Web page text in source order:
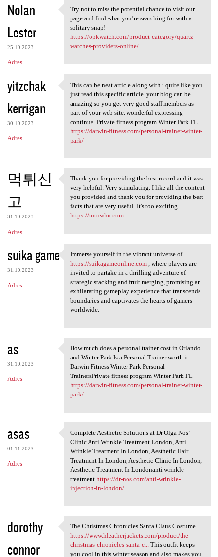
Nolan
Lester
25.10.2023
Adres
Try not to miss the potential
Try not to miss the potential chance to visit our
page and find what you’re searching for with a
solitary snap!
https://opkwatch.com/product-category/quartz-
watches-providers-online/
yitzchak
kerrigan
30.10.2023
Adres
This can be neat article
This can be neat article along with i quite like you
just read this specific article. your blog can be
amazing so you get very good staff members as
part of your web site. wonderful expressing
continue. Private fitness program Winter Park FL
https://darwin-fitness.com/personal-trainer-winter-
park/
먹튀신
고
31.10.2023
Adres
Thank you for providing the
Thank you for providing the best record and it was
very helpful. Very stimulating. I like all the content
you provided and thank you for providing the best
facts that are very useful. It's too exciting.
https://totowho.com
suika game
31.10.2023
Adres
Immerse yourself in the
Immerse yourself in the vibrant universe of
https://suikagameonline.com, where players are
invited to partake in a thrilling adventure of
strategic stacking and fruit merging, promising an
exhilarating gameplay experience that transcends
boundaries and captivates the hearts of gamers
worldwide.
as
31.10.2023
Adres
How much does a personal
How much does a personal trainer cost in Orlando
and Winter Park Is a Personal Trainer worth it
Darwin Fitness Winter Park Personal
TrainersPrivate fitness program Winter Park FL
https://darwin-fitness.com/personal-trainer-winter-
park/
asas
01.11.2023
Adres
Complete Aesthetic Solutions
Complete Aesthetic Solutions at Dr Olga Nos’
Clinic Anti Wrinkle Treatment London, Anti
Wrinkle Treatment In London, Aesthetic Hair
Treatment In London, Aesthetic Clinic In London,
Aesthetic Treatment In Londonanti wrinkle
treatment https://dr-nos.com/anti-wrinkle-
injection-in-london/
dorothy
connor
The Christmas Chronicles
The Christmas Chronicles Santa Claus Costume
https://www.hleatherjackets.com/product/the-
christmas-chronicles-santa-c...This outfit keeps
you cool in this winter season and also makes you